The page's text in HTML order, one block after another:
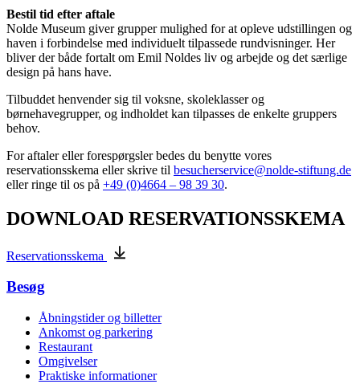
Bestil tid efter aftale
Nolde Museum giver grupper mulighed for at opleve udstillingen og
haven i forbindelse med individuelt tilpassede rundvisninger. Her
bliver der både fortalt om Emil Noldes liv og arbejde og det særlige
design på hans have.
Tilbuddet henvender sig til voksne, skoleklasser og
børnehavegrupper, og indholdet kan tilpasses de enkelte gruppers
behov.
For aftaler eller forespørgsler bedes du benytte vores
reservationsskema eller skrive til besucherservice@nolde-stiftung.de
eller ringe til os på +49 (0)4664 – 98 39 30.
DOWNLOAD RESERVATIONSSKEMA
Reservationsskema
Besøg
Åbningstider og billetter
Ankomst og parkering
Restaurant
Omgivelser
Praktiske informationer